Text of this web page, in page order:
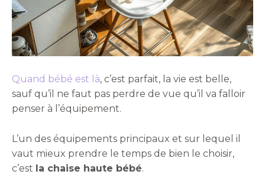
Quand bébé est là, c’est parfait, la vie est belle,
sauf qu’il ne faut pas perdre de vue qu’il va falloir
penser à l’équipement.
L’un des équipements principaux et sur lequel il
vaut mieux prendre le temps de bien le choisir,
c’est la chaise haute bébé.